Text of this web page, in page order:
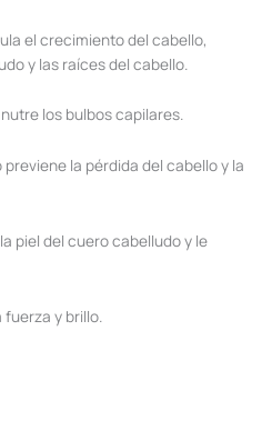
el crecimiento del cabello,
y las raíces del cabello.
los bulbos capilares.
la pérdida del cabello y la
piel del cuero cabelludo y le
fuerza y brillo.